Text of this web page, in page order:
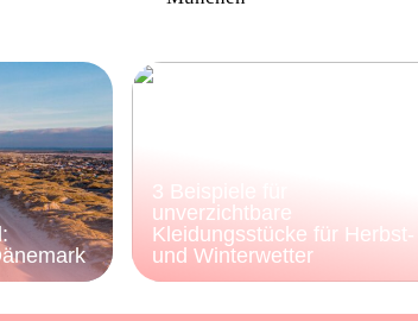
3 Beispiele für
unverzichtbare
Kleidungsstücke für Herbst-
und Winterwetter